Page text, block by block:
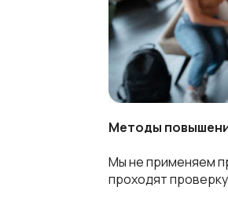
Методы
Мы не применяем
проходят